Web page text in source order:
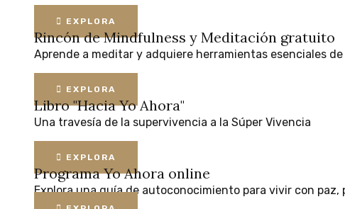
EXPLORA
Rincón de Mindfulness y Meditación gratuito
Aprende a meditar y adquiere herramientas esenciales de
EXPLORA
Libro "Hacia Yo Ahora"
Una travesía de la supervivencia a la Súper Vivencia
EXPLORA
Programa Yo Ahora online
Explora una guía de autoconocimiento para vivir con paz,